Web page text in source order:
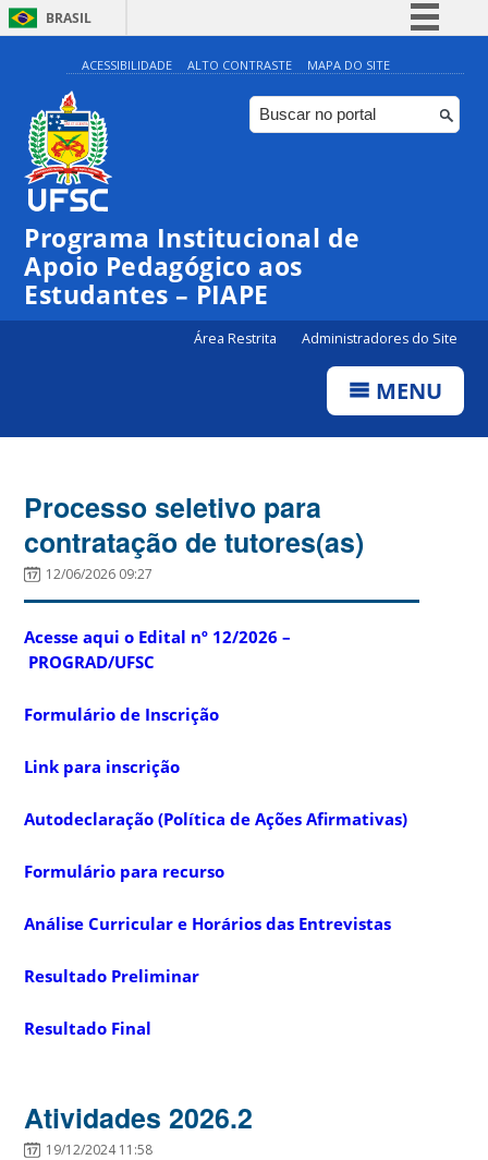
BRASIL
Simplifique!
Comunica BR
Participe
Canais
ACESSIBILIDADE ALTO CONTRASTE MAPA DO SITE
Programa Institucional de
Apoio Pedagógico aos
Estudantes – PIAPE
Área Restrita Administradores do Site
MENU
Processo seletivo para
contratação de tutores(as)
12/06/2026 09:27
Acesse aqui o Edital nº 12/2026 –
PROGRAD/UFSC
Formulário de Inscrição
Link para inscrição
Autodeclaração (Política de Ações Afirmativas)
Formulário para recurso
Análise Curricular e Horários das Entrevistas
Resultado Preliminar
Resultado Final
Atividades 2026.2
19/12/2024 11:58